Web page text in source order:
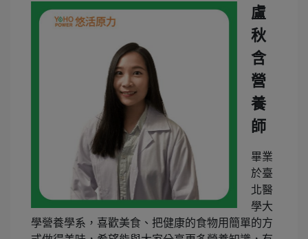
盧
秋
含
營
養
師
畢業
於臺
北醫
學大
學營養學系，喜歡美食、把健康的食物用簡單的方